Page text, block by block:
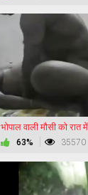
भोपाल वाली मौसी को रात
63% 35570